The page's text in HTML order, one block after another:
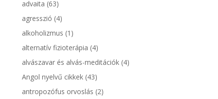
advaita (63)
agresszió (4)
alkoholizmus (1)
alternatív fizioterápia (4)
alvászavar és alvás-meditációk(4)
Angol nyelvű cikkek(43)
antropozófus orvoslás (2)